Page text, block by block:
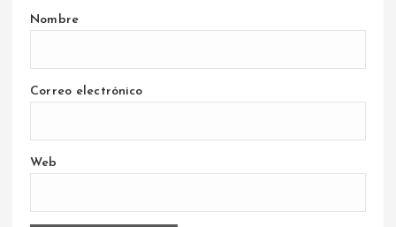
Nombre
Correo electrónico
Web